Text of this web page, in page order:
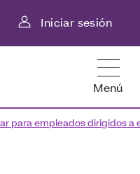
Iniciar sesión
Menú
para empleados dirigidos a